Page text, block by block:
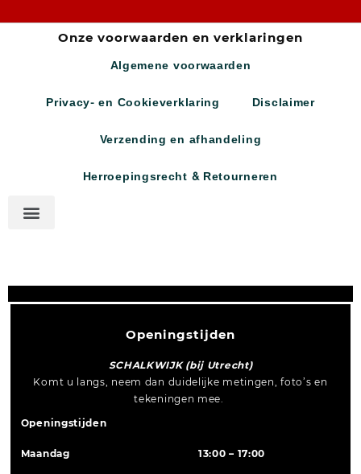
Onze voorwaarden en verklaringen
Algemene voorwaarden
Privacy- en Cookieverklaring
Disclaimer
Verzending en afhandeling
Herroepingsrecht & Retourneren
Openingstijden
SCHALKWIJK (bij Utrecht)
Komt u langs, neem dan duidelijke metingen, foto’s en
tekeningen mee.
Openingstijden
Maandag 13:00 – 17:00